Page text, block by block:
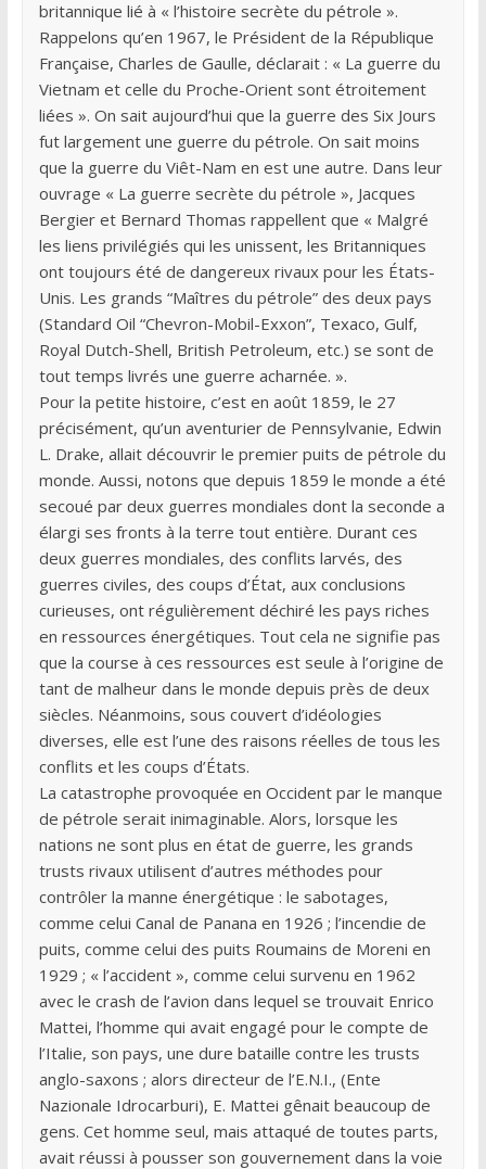
britannique lié à « l’histoire secrète du pétrole ».
Rappelons qu’en 1967, le Président de la République
Française, Charles de Gaulle, déclarait : « La guerre du
Vietnam et celle du Proche-Orient sont étroitement
liées ». On sait aujourd’hui que la guerre des Six Jours
fut largement une guerre du pétrole. On sait moins
que la guerre du Viêt-Nam en est une autre. Dans leur
ouvrage « La guerre secrète du pétrole », Jacques
Bergier et Bernard Thomas rappellent que « Malgré
les liens privilégiés qui les unissent, les Britanniques
ont toujours été de dangereux rivaux pour les États-
Unis. Les grands “Maîtres du pétrole” des deux pays
(Standard Oil “Chevron-Mobil-Exxon”, Texaco, Gulf,
Royal Dutch-Shell, British Petroleum, etc.) se sont de
tout temps livrés une guerre acharnée. ».
Pour la petite histoire, c’est en août 1859, le 27
précisément, qu’un aventurier de Pennsylvanie, Edwin
L. Drake, allait découvrir le premier puits de pétrole du
monde. Aussi, notons que depuis 1859 le monde a été
secoué par deux guerres mondiales dont la seconde a
élargi ses fronts à la terre tout entière. Durant ces
deux guerres mondiales, des conflits larvés, des
guerres civiles, des coups d’État, aux conclusions
curieuses, ont régulièrement déchiré les pays riches
en ressources énergétiques. Tout cela ne signifie pas
que la course à ces ressources est seule à l’origine de
tant de malheur dans le monde depuis près de deux
siècles. Néanmoins, sous couvert d’idéologies
diverses, elle est l’une des raisons réelles de tous les
conflits et les coups d’États.
La catastrophe provoquée en Occident par le manque
de pétrole serait inimaginable. Alors, lorsque les
nations ne sont plus en état de guerre, les grands
trusts rivaux utilisent d’autres méthodes pour
contrôler la manne énergétique : le sabotages,
comme celui Canal de Panana en 1926 ; l’incendie de
puits, comme celui des puits Roumains de Moreni en
1929 ; « l’accident », comme celui survenu en 1962
avec le crash de l’avion dans lequel se trouvait Enrico
Mattei, l’homme qui avait engagé pour le compte de
l’Italie, son pays, une dure bataille contre les trusts
anglo-saxons ; alors directeur de l’E.N.I., (Ente
Nazionale Idrocarburi), E. Mattei gênait beaucoup de
gens. Cet homme seul, mais attaqué de toutes parts,
avait réussi à pousser son gouvernement dans la voie